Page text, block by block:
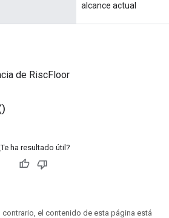
alcance actual
de RiscFloor
ha resultado útil?
el contenido de esta página está